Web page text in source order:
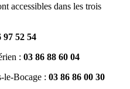
accessibles dans les trois
97 52 54
: 03 86 88 60 04
le-Bocage : 03 86 86 00 30